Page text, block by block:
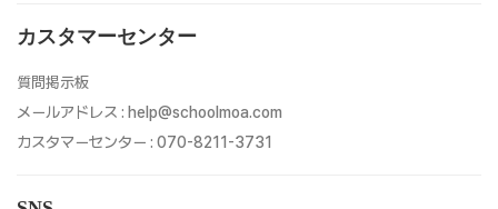
カスタマーセンター
質問掲示板
メールアドレス : help@schoolmoa.com
カスタマーセンター : 070-8211-3731